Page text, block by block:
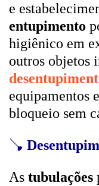
e
entupimento
higiênico em
outros objetos
equipamentos
bloqueio sem
🪠
As tubulações